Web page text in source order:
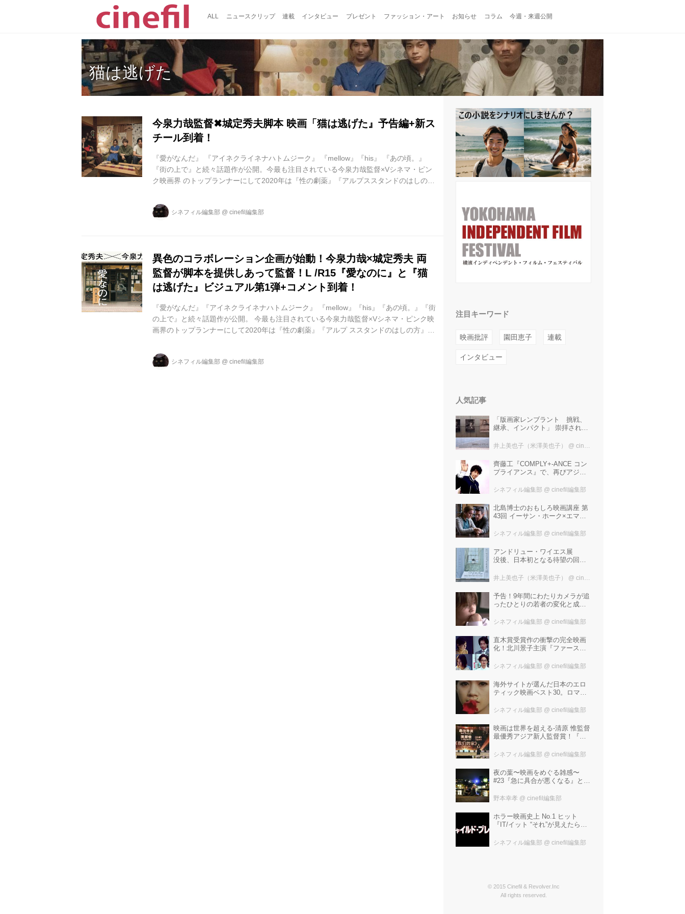
ALL ニュースクリップ 連載 インタビュー プレゼント ファッション・アート お知らせ コラム 今週・来週公開
猫は逃げた
今泉力哉監督✖城定秀夫脚本 映画「猫は逃げた』予告編+新ス
チール到着！
『愛がなんだ』 『アイネクライネナハトムジーク』 『mellow』『his』 『あの頃。』
『街の上で』と続々話題作が公開。今最も注目されている今泉力哉監督×Vシネマ・ピン
ク映画界 のトップランナーにして2020年は『性の劇薬』『アルプススタンドのはしの
ーリー2本を制作。異色のコラボレーションによる新たなプログラムピクチャー” L/R15
”(読み:えるあー るじゅうご)。 監督:城定秀夫、脚本:今泉力哉によるL/R15のL= 『愛なの
シネフィル編集部 @ cinefil編集部
異色のコラボレーション企画が始動！今泉力哉×城定秀夫 両
監督が脚本を提供しあって監督！L /R15『愛なのに』と『猫
は逃げた』ビジュアル第1弾+コメント到着！
『愛がなんだ』『アイネクライネナハトムジーク』 『mellow』『his』『あの頃。』『街
の上で』と続々話題作が公開。 今最も注目されている今泉力哉監督×Vシネマ・ピンク映
画界のトップランナーにして2020年は『性の劇薬』『アルプ ススタンドのはしの方』が
2本 を制作。異色のコラボレーションによる新たなプログラムピクチャー”L/R15 ”(読み:
えるあーるじゅうご)が始動しまし た! 監督:城定秀夫、脚本:今泉力哉によるL/R15の
シネフィル編集部 @ cinefil編集部
注目キーワード
映画批評 園田恵子 連載
インタビュー
人気記事
「版画家レンブラント 挑戦、
継承、インパクト」 崇拝され、
た版画技法！ 国立西洋美術館に
井上美也子（米澤美也子） @ cinefil編集部
齊藤工『COMPLY+-ANCE コン
プライアンス』で、再びアジア
際映画祭"インターナショナル・
シネフィル編集部 @ cinefil編集部
北島博士のおもしろ映画講座 第
43回 イーサン・ホーク×エマ・
仕掛ける、実話に基づく衝撃の
ン』！
シネフィル編集部 @ cinefil編集部
アンドリュー・ワイエス展
没後、日本初となる待望の回顧
は？ 独自の精神世界を描く 豊
23日まで開催！
井上美也子（米澤美也子） @ cinefil編集部
予告！9年間にわたりカメラが追
ったひとりの若者の変化と成長
戻るとき 空と木の実の9年間』
シネフィル編集部 @ cinefil編集部
直木賞受賞作の衝撃の完全映画
化！北川景子主演『ファースト
化学反応」と絶賛した追加キャ
塚洋介！
シネフィル編集部 @ cinefil編集部
海外サイトが選んだ日本のエロ
ティック映画ベスト30。ロマン
ントから選ばれた、大島渚、塚
シネフィル編集部 @ cinefil編集部
映画は世界を超える-清原 惟監督
最優秀アジア新人監督賞！『わ
中国最大の映画祭「上海国際映
シネフィル編集部 @ cinefil編集部
夜の葉〜映画をめぐる雑感〜
#23『急に具合が悪くなる』と宮
が悪くなる』
野本幸孝 @ cinefil編集部
ホラー映画史上 No.1 ヒット
『IT/イット “それ”が見えたら、
残る“殺人人形”トラウマ映画『チ
シネフィル編集部 @ cinefil編集部
© 2015 Cinefil & Revolver.Inc
All rights reserved.